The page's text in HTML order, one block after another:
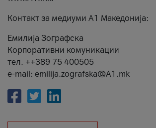
Контакт за медиуми А1 Македонија:
Емилија Зографска
Корпоративни комуникации
тел. ++389 75 400505
e-mail: emilija.zografska@A1.mk